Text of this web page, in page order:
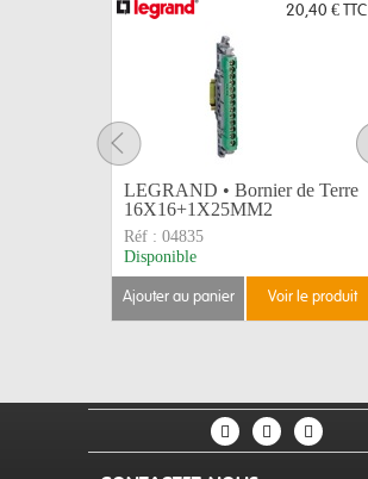
20,40 € TTC
LEGRAND • Bornier de Terre
16X16+1X25MM2
Réf : 04835
Disponible
ajouter au panier voir le produit